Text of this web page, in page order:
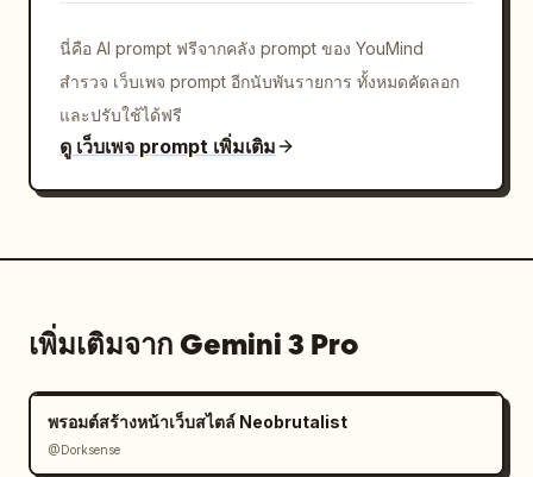
นี่คือ AI prompt ฟรีจากคลัง prompt ของ YouMind
สำรวจ เว็บเพจ prompt อีกนับพันรายการ ทั้งหมดคัดลอก
และปรับใช้ได้ฟรี
ดู เว็บเพจ prompt เพิ่มเติม
เพิ่มเติมจาก Gemini 3 Pro
พรอมต์สร้างหน้าเว็บสไตล์ Neobrutalist
@Dorksense